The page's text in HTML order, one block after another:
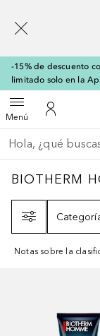
-15% de descuento
limitado solo en la
MenúAbrir menúMi cuenta
Regresar
Ejecutar búsqueda
BIOTHERM
Notas sobre la